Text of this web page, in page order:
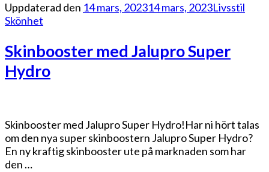
Uppdaterad den 14 mars, 202314 mars, 2023Livsstil
Skönhet
Skinbooster med Jalupro Super
Hydro
Skinbooster med Jalupro Super Hydro!Har ni hört talas
om den nya super skinboostern Jalupro Super Hydro?
En ny kraftig skinbooster ute på marknaden som har
den …